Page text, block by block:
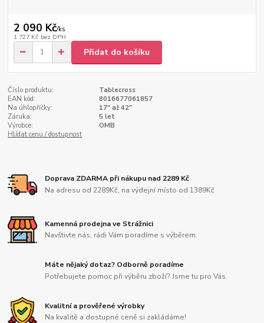
2 090 Kč/ks
1 727 Kč bez DPH
Přidat do košíku
Číslo produktu:
Tablecross
EAN kód:
8016677061857
Na úhlopříčky:
17" až 42"
Záruka:
5 let
Výrobce:
OMB
Hlídat cenu / dostupnost
Doprava ZDARMA při nákupu nad 2289 Kč
Na adresu od 2289Kč, na výdejní místo od 1389Kč
Kamenná prodejna ve Strážnici
Navštivte nás, rádi Vám poradíme s výběrem.
Máte nějaký dotaz? Odborně poradíme
Potřebujete pomoc při výběru zboží? Jsme tu pro Vás.
Kvalitní a prověřené výrobky
Na kvalitě a dostupné ceně si zakládáme!